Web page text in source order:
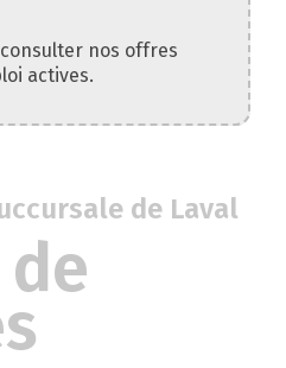
nos offres
actives.
de Laval